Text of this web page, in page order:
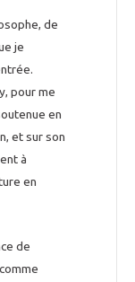
de
je
pour me
en
et sur son
à
en
de